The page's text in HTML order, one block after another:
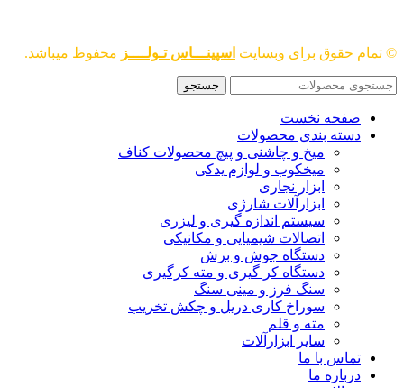
© تمام حقوق برای وبسایت اسپینـــاس تـولــــز محفوظ میباشد.
جستجو
صفحه نخست
دسته بندی محصولات
میخ و چاشنی و پیچ محصولات کناف
میخکوب و لوازم یدکی
ابزار نجاری
ابزارآلات شارژی
سیستم اندازه گیری و لیزری
اتصالات شیمیایی و مکانیکی
دستگاه جوش و برش
دستگاه کر گیری و مته کرگیری
سنگ فرز و مینی سنگ
سوراخ کاری دریل و چکش تخریب
مته و قلم
سایر ابزارآلات
تماس با ما
درباره ما